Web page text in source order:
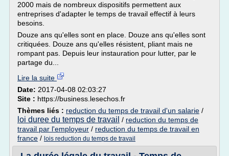
2000 mais de nombreux dispositifs permettent aux
entreprises d'adapter le temps de travail effectif à leurs
besoins.
Douze ans qu'elles sont en place. Douze ans qu'elles sont
critiquées. Douze ans qu'elles résistent, pliant mais ne
rompant pas. Depuis leur instauration pour lutter, par le
partage du...
Lire la suite
Date: 2017-04-08 02:03:27
Site : https://business.lesechos.fr
Thèmes liés : reduction du temps de travail d'un salarie /
loi duree du temps de travail / reduction du temps de
travail par l'employeur / reduction du temps de travail en
france / lois reduction du temps de travail